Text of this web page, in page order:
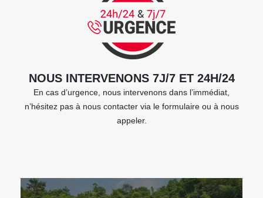
NOUS INTERVENONS 7J/7 ET 24H/24
En cas d’urgence, nous intervenons dans l’immédiat,
n’hésitez pas à nous contacter via le formulaire ou à nous
appeler.